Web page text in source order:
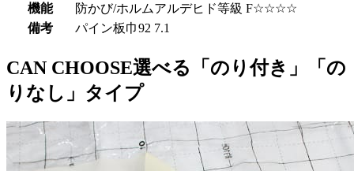
機能
防かび/ホルムアルデヒド等級 F☆☆☆☆
備考
パイン板巾92 7.1
CAN CHOOSE選べる「のり付き」「の
りなし」タイプ